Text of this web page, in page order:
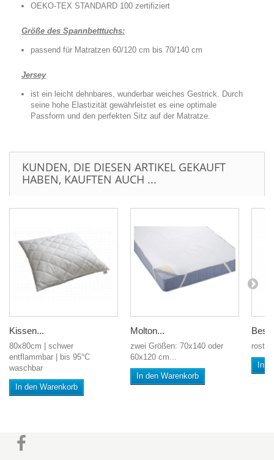
OEKO-TEX STANDARD 100 zertifiziert
Größe des Spannbetttuchs:
passend für Matratzen 60/120 cm bis 70/140 cm
Jersey
ist ein leicht dehnbares, wunderbar weiches Gestrick. Durch
seine hohe Elastizität gewährleistet es eine optimale
Passform und den perfekten Sitz auf der Matratze.
KUNDEN, DIE DIESEN ARTIKEL GEKAUFT
HABEN, KAUFTEN AUCH ...
Kissen...
80x80cm | schwer
entflammbar | bis 95°C
waschbar
In den Warenkorb
Molton...
zwei Größen: 70x140 oder
60x120 cm...
In den Warenkorb
In